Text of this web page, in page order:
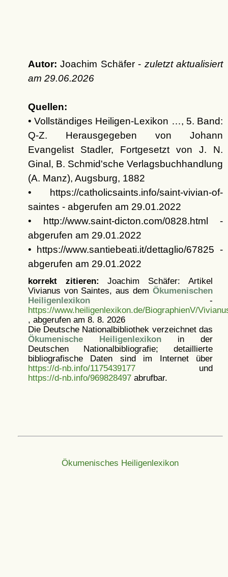
Autor: Joachim Schäfer - zuletzt aktualisiert
am 29.06.2026
Quellen:
• Vollständiges Heiligen-Lexikon …, 5. Band:
Q-Z. Herausgegeben von Johann
Evangelist Stadler, Fortgesetzt von J. N.
Ginal, B. Schmid'sche Verlagsbuchhandlung
(A. Manz), Augsburg, 1882
• https://catholicsaints.info/saint-vivian-of-
saintes - abgerufen am 29.01.2022
• http://www.saint-dicton.com/0828.html -
abgerufen am 29.01.2022
• https://www.santiebeati.it/dettaglio/67825 -
abgerufen am 29.01.2022
korrekt zitieren: Joachim Schäfer: Artikel
Vivianus von Saintes, aus dem Ökumenischen
Heiligenlexikon-
https://www.heiligenlexikon.de/BiographienV/
, abgerufen am 8. 8. 2026
Die Deutsche Nationalbibliothek verzeichnet das
Ökumenische Heiligenlexikonin der
Deutschen Nationalbibliografie; detaillierte
bibliografische Daten sind im Internet über
https://d-nb.info/1175439177und
https://d-nb.info/969828497abrufbar.
Ökumenisches Heiligenlexikon